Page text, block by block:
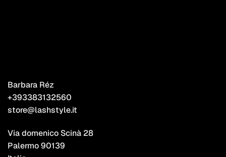
Barbara Réz
+393383132560
store@lashstyle.it
Via domenico Scinà 28
Palermo 90139